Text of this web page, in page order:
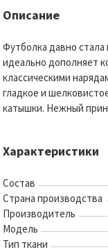
Описание
Футболка давно
идеально дополняет
классическими
гладкое и
катышки. Нежный
Характеристики
Состав
Страна производства
Производитель
Модель
Тип ткани